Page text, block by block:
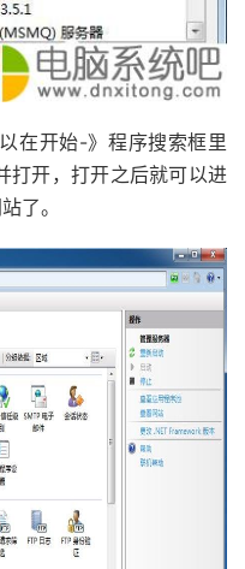
开始-》程序搜索框里
打开，打开之后就可以进
了。